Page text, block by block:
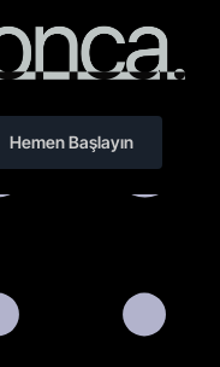
Hemen Başlayın